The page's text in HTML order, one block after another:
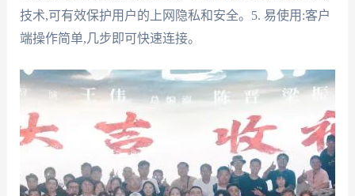
技术,可有效保护用户的上网隐私和安全。5. 易使用:客户
端操作简单,几步即可快速连接。